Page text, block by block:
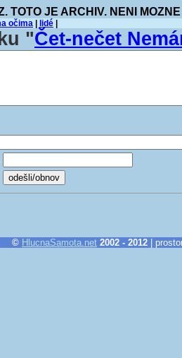
TOTO JE ARCHIV. NENI
očima lidé
"Čet-nečet
© HlucnaSamota.net 2002 - 2012 |